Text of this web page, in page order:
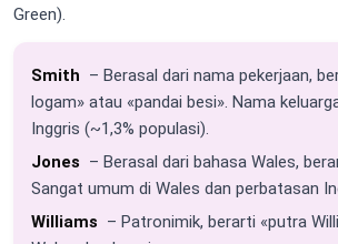
Green).
Smith – Berasal dari nama pekerjaan,
logam» atau «pandai besi». Nama
Inggris (~1,3% populasi).
Jones – Berasal dari bahasa Wales,
Sangat umum di Wales dan perbatasan
Williams – Patronimik, berarti «putra